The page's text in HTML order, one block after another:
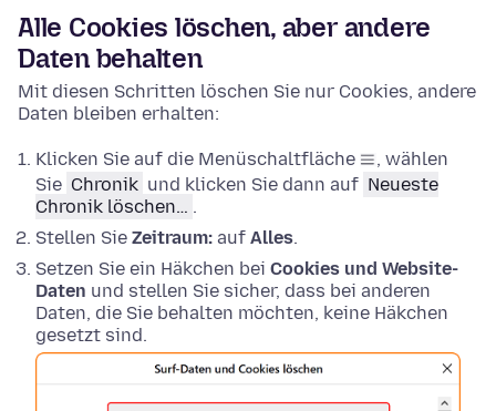
Alle Cookies löschen, aber andere
Daten behalten
Mit diesen Schritten löschen Sie nur Cookies, andere
Daten bleiben erhalten:
Klicken Sie auf die Menüschaltfläche
, wählen
Sie Chronik und klicken Sie dann auf Neueste
Chronik löschen… .
Stellen Sie Zeitraum: auf Alles.
Setzen Sie ein Häkchen bei Cookies und Website-
Daten und stellen Sie sicher, dass bei anderen
Daten, die Sie behalten möchten, keine Häkchen
gesetzt sind.